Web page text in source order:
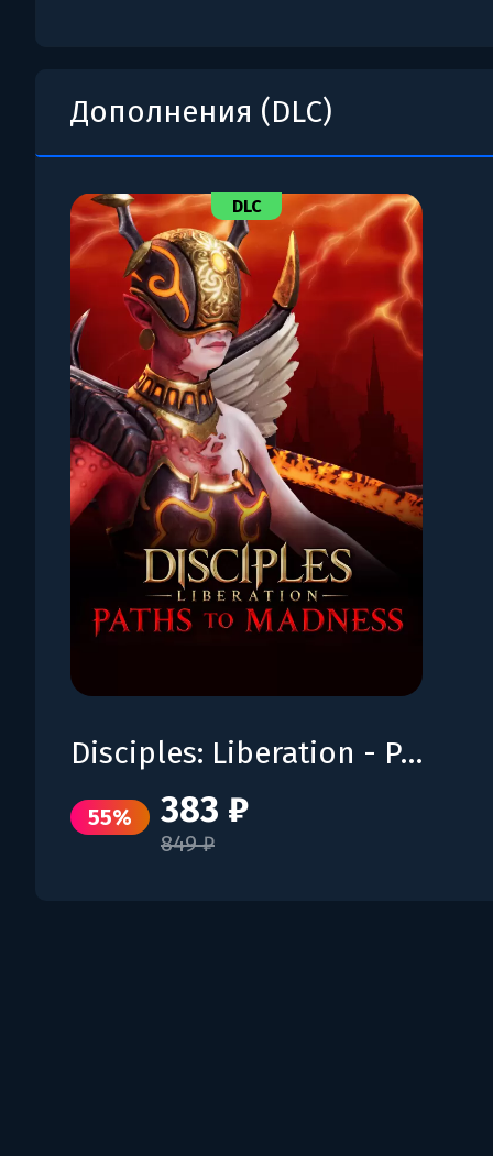
Дополнения (DLC)
DLC
Disciples: Liberation - Paths to Madness
55% 383 ₽
849 ₽